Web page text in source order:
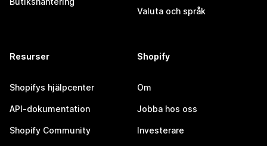
Valuta och språk
Resurser
Shopifys hjälpcenter
API-dokumentation
Shopify Community
Shopify
Om
Jobba hos oss
Investerare